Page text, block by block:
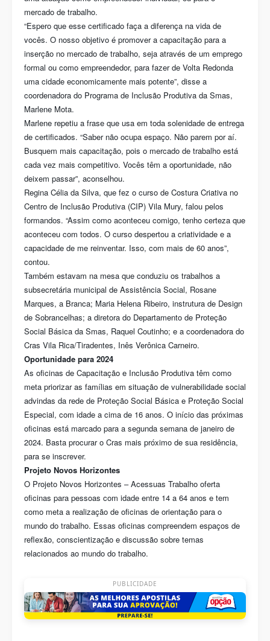
mercado de trabalho.
“Espero que esse certificado faça a diferença na vida de
vocês. O nosso objetivo é promover a capacitação para a
inserção no mercado de trabalho, seja através de um emprego
formal ou como empreendedor, para fazer de Volta Redonda
uma cidade economicamente mais potente”, disse a
coordenadora do Programa de Inclusão Produtiva da Smas,
Marlene Mota.
Marlene repetiu a frase que usa em toda solenidade de entrega
de certificados. “Saber não ocupa espaço. Não parem por aí.
Busquem mais capacitação, pois o mercado de trabalho está
cada vez mais competitivo. Vocês têm a oportunidade, não
deixem passar”, aconselhou.
Regina Célia da Silva, que fez o curso de Costura Criativa no
Centro de Inclusão Produtiva (CIP) Vila Mury, falou pelos
formandos. “Assim como aconteceu comigo, tenho certeza que
aconteceu com todos. O curso despertou a criatividade e a
capacidade de me reinventar. Isso, com mais de 60 anos”,
contou.
Também estavam na mesa que conduziu os trabalhos a
subsecretária municipal de Assistência Social, Rosane
Marques, a Branca; Maria Helena Ribeiro, instrutura de Design
de Sobrancelhas; a diretora do Departamento de Proteção
Social Básica da Smas, Raquel Coutinho; e a coordenadora do
Cras Vila Rica/Tiradentes, Inês Verônica Carneiro.
Oportunidade para 2024
As oficinas de Capacitação e Inclusão Produtiva têm como
meta priorizar as famílias em situação de vulnerabilidade social
advindas da rede de Proteção Social Básica e Proteção Social
Especial, com idade a cima de 16 anos. O início das próximas
oficinas está marcado para a segunda semana de janeiro de
2024. Basta procurar o Cras mais próximo de sua residência,
para se inscrever.
Projeto Novos Horizontes
O Projeto Novos Horizontes – Acessuas Trabalho oferta
oficinas para pessoas com idade entre 14 a 64 anos e tem
como meta a realização de oficinas de orientação para o
mundo do trabalho. Essas oficinas compreendem espaços de
reflexão, conscientização e discussão sobre temas
relacionados ao mundo do trabalho.
PUBLICIDADE